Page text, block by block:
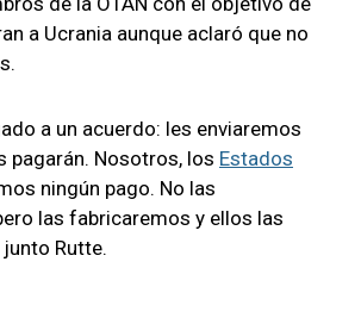
a Ucrania aunque aclaró que no
a un acuerdo: les enviaremos
pagarán. Nosotros, los Estados
ningún pago. No las
las fabricaremos y ellos las
Rutte.